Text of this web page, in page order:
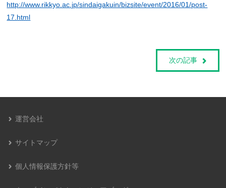
http://www.rikkyo.ac.jp/sindaigakuin/bizsite/event/2016/01/post-
17.html
次の記事
運営会社
サイトマップ
個人情報保護方針等